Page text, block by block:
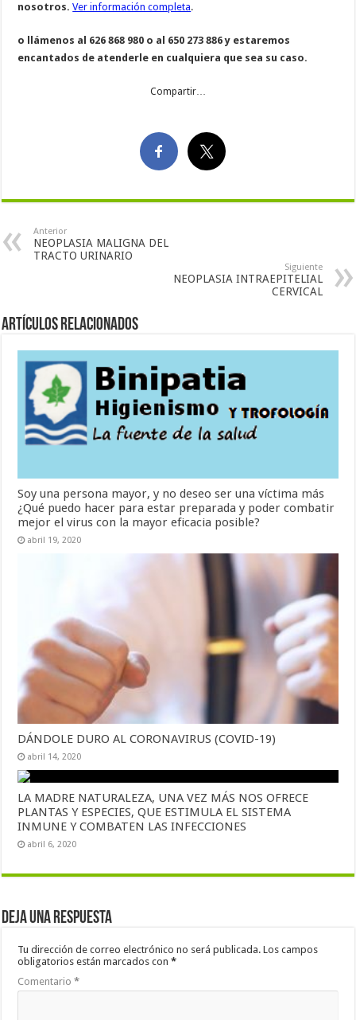
nosotros.Ver información completa.
o llámenos al 626 868 980 o al 650 273 886 y estaremos
encantados de atenderle en cualquiera que sea su caso.
Compartir…
Anterior
NEOPLASIA MALIGNA DEL
TRACTO URINARIO
Siguiente
NEOPLASIA INTRAEPITELIAL
CERVICAL
Artículos Relacionados
Soy una persona mayor, y no deseo ser una víctima más
¿Qué puedo hacer para estar preparada y poder combatir
mejor el virus con la mayor eficacia posible?
abril 19, 2020
DÁNDOLE DURO AL CORONAVIRUS (COVID-19)
abril 14, 2020
LA MADRE NATURALEZA, UNA VEZ MÁS NOS OFRECE
PLANTAS Y ESPECIES, QUE ESTIMULA EL SISTEMA
INMUNE Y COMBATEN LAS INFECCIONES
abril 6, 2020
Deja una respuesta
Tu dirección de correo electrónico no será publicada. Los campos
obligatorios están marcados con*
Comentario*